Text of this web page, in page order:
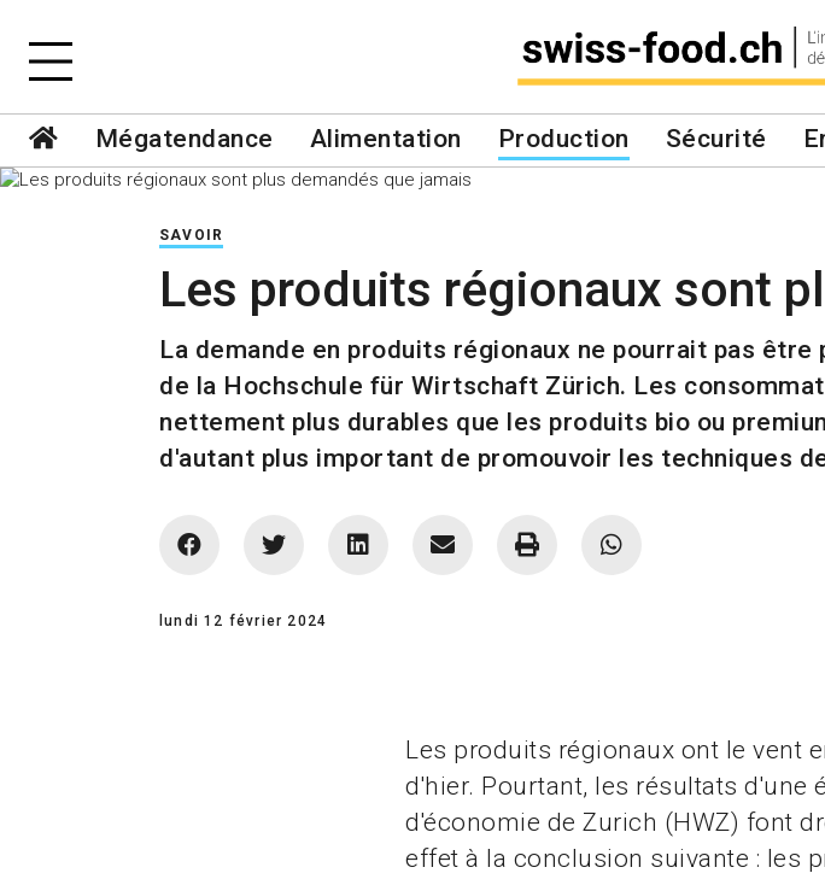
Mégatendance Alimentation Production Sécurité
SAVOIR
Les produits régionaux sont
La demande en produits régionaux ne pourrait pas
de la Hochschule für Wirtschaft Zürich. Les
nettement plus durables que les produits bio ou
d'autant plus important de promouvoir les techniques
lundi 12 février 2024
Les produits régionaux ont le vent
d'hier. Pourtant, les résultats d'une
d'économie de Zurich (HWZ) font
effet à la conclusion suivante : les